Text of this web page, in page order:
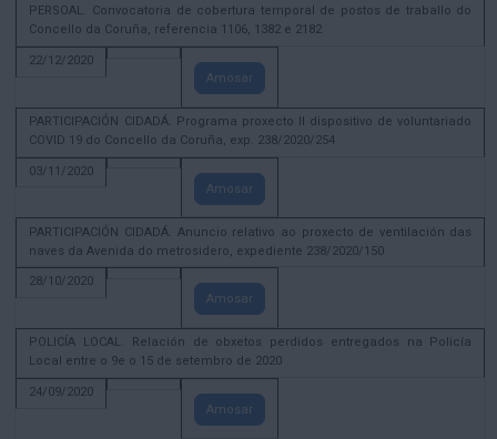
PERSOAL. Convocatoria de cobertura temporal de postos de traballo do
Concello da Coruña, referencia 1106, 1382 e 2182
22/12/2020
Amosar
PARTICIPACIÓN CIDADÁ. Programa proxecto II dispositivo de voluntariado
COVID 19 do Concello da Coruña, exp. 238/2020/254
03/11/2020
Amosar
PARTICIPACIÓN CIDADÁ. Anuncio relativo ao proxecto de ventilación das
naves da Avenida do metrosidero, expediente 238/2020/150
28/10/2020
Amosar
POLICÍA LOCAL. Relación de obxetos perdidos entregados na Policía
Local entre o 9e o 15 de setembro de 2020
24/09/2020
Amosar